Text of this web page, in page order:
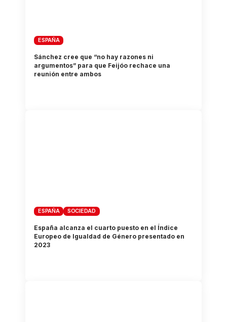
ESPAÑA
Sánchez cree que “no hay razones ni
argumentos” para que Feijóo rechace una
reunión entre ambos
ESPAÑA SOCIEDAD
España alcanza el cuarto puesto en el Índice
Europeo de Igualdad de Género presentado en
2023